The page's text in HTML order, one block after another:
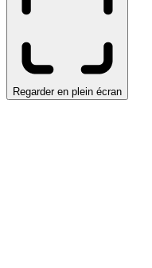
Regarder en plein écran